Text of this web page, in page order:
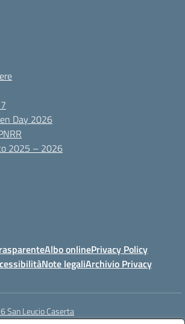
Day 2026
2025 – 2026
Albo onlinePrivacy Policy
Note legaliArchivio Privacy
San Leucio Caserta